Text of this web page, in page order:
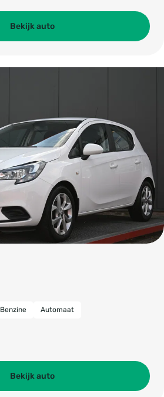
Bekijk auto
Benzine Automaat
Bekijk auto